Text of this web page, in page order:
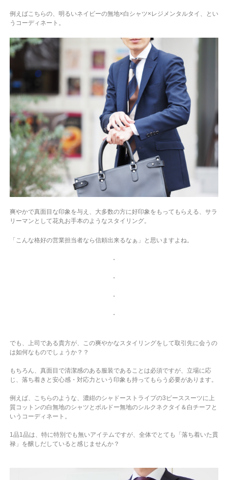
例えばこちらの、明るいネイビーの無地×白シャツ×レジメンタルタイ、とい
うコーディネート。
爽やかで真面目な印象を与え、大多数の方に好印象をもってもらえる、サラ
リーマンとして花丸お手本のようなスタイリング。
「こんな格好の営業担当者なら信頼出来るなぁ」と思いますよね。
・
・
・
・
でも、上司である貴方が、この爽やかなスタイリングをして取引先に会うの
は如何なものでしょうか？？
もちろん、真面目で清潔感のある服装であることは必須ですが、立場に応
じ、落ち着きと安心感・対応力という印象も持ってもらう必要があります。
例えば、こちらのような、濃紺のシャドーストライプの3ピーススーツに上
質コットンの白無地のシャツとボルドー無地のシルクネクタイ＆白チーフと
いうコーディネート。
1品1品は、特に特別でも無いアイテムですが、全体でとても「落ち着いた貫
禄」を醸しだしていると感じませんか？